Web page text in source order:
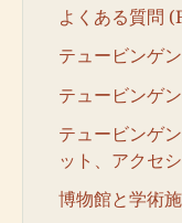
よくある質問
テュービンゲ
テュービンゲ
テュービンゲ
ット、アクセ
博物館と学術